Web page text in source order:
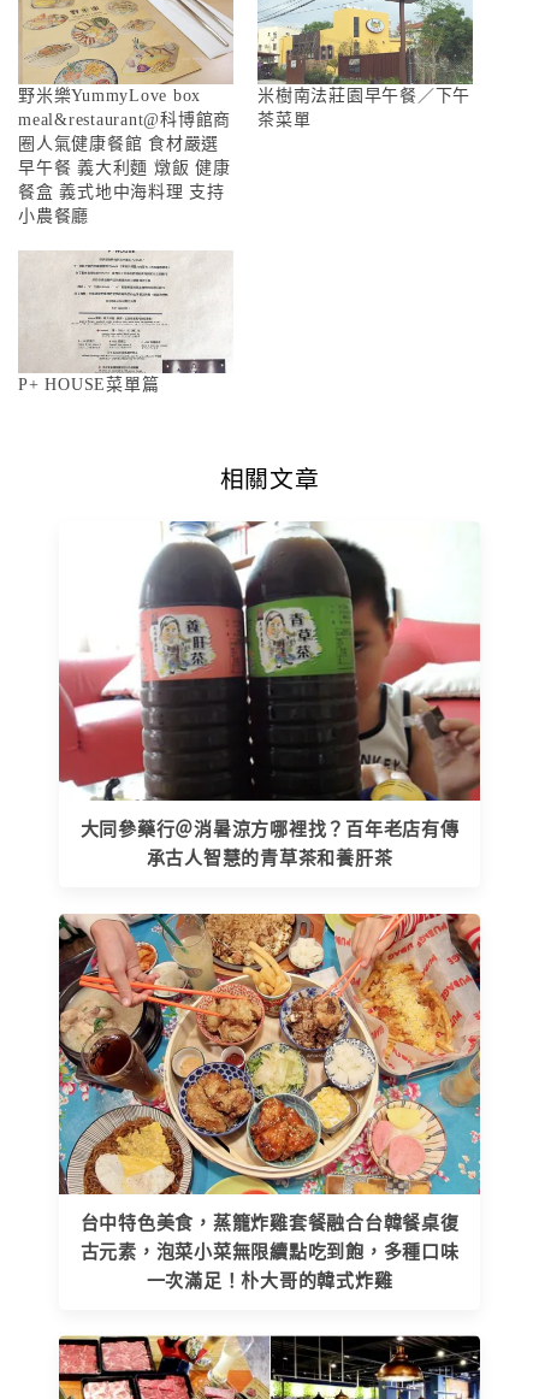
野米樂YummyLove box
meal&restaurant@科博館商
圈人氣健康餐館 食材嚴選
早午餐 義大利麵 燉飯 健康
餐盒 義式地中海料理 支持
小農餐廳
米樹南法莊園早午餐／下午
茶菜單
P+ HOUSE菜單篇
相關文章
大同參藥行＠消暑涼方哪裡找？百年老店有傳
承古人智慧的青草茶和養肝茶
台中特色美食，蒸籠炸雞套餐融合台韓餐桌復
古元素，泡菜小菜無限續點吃到飽，多種口味
一次滿足！朴大哥的韓式炸雞